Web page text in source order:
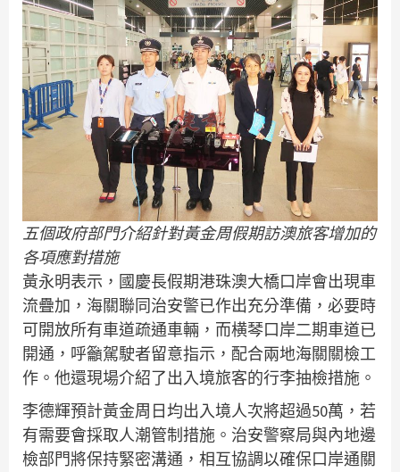
五個政府部門介紹針對黃金周假期訪澳旅客增加的
各項應對措施
黃永明表示，國慶長假期港珠澳大橋口岸會出現車
流疊加，海關聯同治安警已作出充分準備，必要時
可開放所有車道疏通車輛，而横琴口岸二期車道已
開通，呼籲駕駛者留意指示，配合兩地海關關檢工
作。他還現場介紹了出入境旅客的行李抽檢措施。
李德輝預計黃金周日均出入境人次將超過50萬，若
有需要會採取人潮管制措施。治安警察局與內地邊
檢部門將保持緊密溝通，相互協調以確保口岸通關